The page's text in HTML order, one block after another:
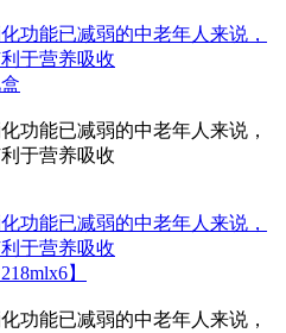
功能已减弱的中老年人来说，
于营养吸收
功能已减弱的中老年人来说，
于营养吸收
功能已减弱的中老年人来说，
于营养吸收
】
功能已减弱的中老年人来说，